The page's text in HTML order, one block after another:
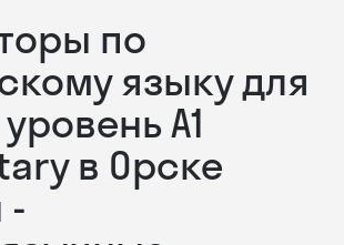
по
языку для
А1
в Орске
-